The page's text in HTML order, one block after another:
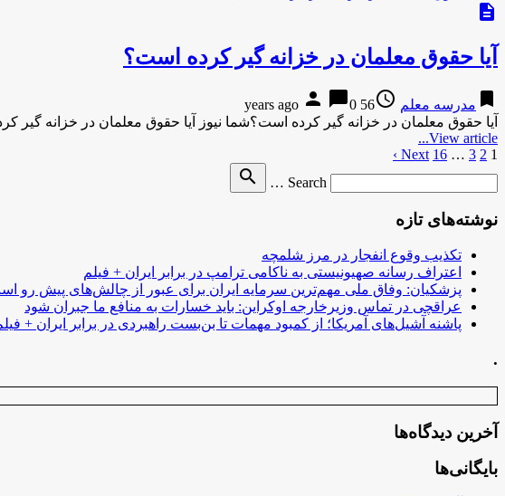
description
آیا حقوق معلمان در خزانه گیر کرده است؟
bookmark مدرسه معلم access_time
56 years ago
person chat_bubble0
آیا حقوق معلمان در خزانه گیر کرده است؟شما نیوز آیا حقوق معلمان در خزانه گیر
View article...
صفحه‌بندی
1
2
3
…
16
Next ›
Search …
search
نوشته‌های تازه
تکذیب وقوع انفجار در مرز شلمچه
اعتراف رسانه صهیونیستی به ناکامی ترامپ در برابر ایران + فیلم
پزشکیان: وفاق ملی مهم‌ترین سرمایه ایران برای عبور از چالش‌های پیش رو
عراقچی در تماس وزیرخارجه اوکراین: باید خسارات به منافع ما جبران شود
پاشنه آشیل‌های آمریکا؛ از کمبود مهمات تا بن‌بست راهبردی در برابر ایران +
.
آخرین دیدگاه‌ها
بایگانی‌ها